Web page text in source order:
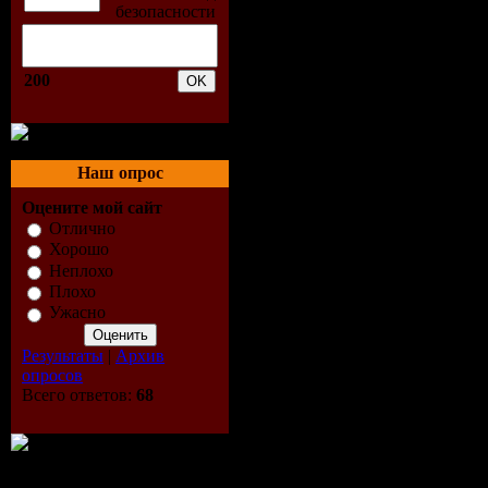
200
Наш опрос
Оцените мой сайт
Отлично
Хорошо
Неплохо
Плохо
Ужасно
Результаты | Архив
опросов
Всего ответов: 68